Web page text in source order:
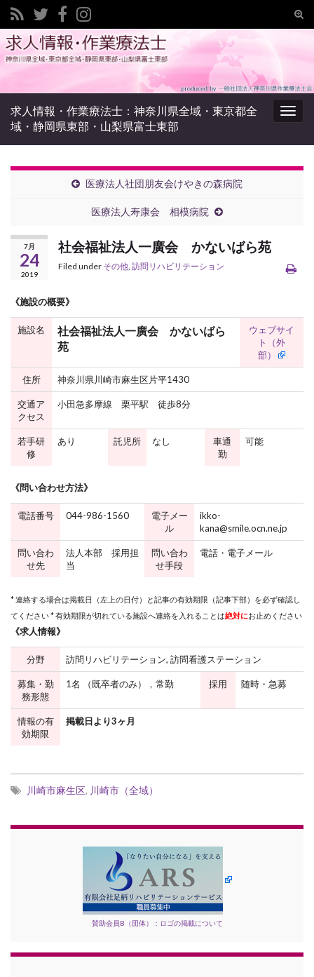
Search for:
求人情報・作業療法士：神奈川県全域・東京都全
域・静岡県東部・山梨県富士東部
医療法人社団朋友会けやきの森病院
医療法人寿康会 相模病院
7月
24
2019
社会福祉法人一廣会 かないばら苑
Filed under その他, 訪問リハビリテーション
《施設の概要》
施設名
社会福祉法人一廣会 かないばら
苑
ウェブサイ
ト（外
部）
住所 神奈川県川崎市麻生区片平1430
交通ア
クセス
小田急多摩線 栗平駅 徒歩8分
若手研
修
あり 託児所 なし
車通
勤
可能
《問い合わせ方法》
電話番号 044-986-1560
電子メー
ル
ikko-
kana@smile.ocn.ne.jp
問い合わ
せ先
法人本部 採用担
当
問い合わ
せ手段
電話・電子メール
* 連絡する場合は掲載日（左上の日付）と記事の有効期限（記事下部）を必ず確認し
てください * 有効期限が切れている施設へ連絡を入れることは絶対にお止めください
《求人情報》
分野 訪問リハビリテーション, 訪問看護ステーション
募集・勤
務形態
1名 （既卒者のみ），常勤 採用 随時・急募
情報の有
効期限
掲載日より3ヶ月
川崎市麻生区, 川崎市（全域）
賛助会員B（団体）：ロゴの掲載について